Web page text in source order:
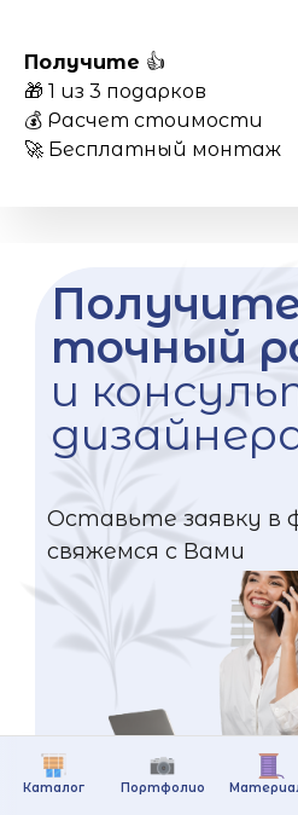
Каталог Портфолио
Получите 👍
🎁 1 из 3 подарков
💰 Расчет стоимости
🚀 Бесплатный монтаж
точный
и
Оставьте заявку в
свяжемся с Вами